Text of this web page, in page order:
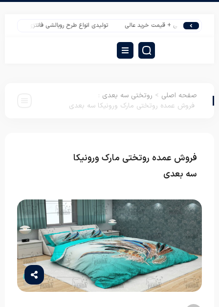
عروسکی + قیمت خرید عالی تولیدی انواع طرح روبالشی فانتزی مخمل
صفحه اصلی > روتختی سه بعدی :
فروش عمده روتختی مارک ورونیکا سه بعدی
فروش عمده روتختی مارک ورونیکا
سه بعدی